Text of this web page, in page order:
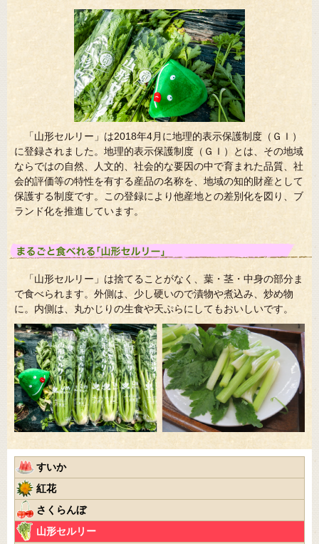
「山形セルリー」は2018年4月に地理的表示保護制度（ＧＩ）
に登録されました。地理的表示保護制度（ＧＩ）とは、その地域
ならではの自然、人文的、社会的な要因の中で育まれた品質、社
会的評価等の特性を有する産品の名称を、地域の知的財産として
保護する制度です。この登録により他産地との差別化を図り、ブ
ランド化を推進しています。
「山形セルリー」は捨てることがなく、葉・茎・中身の部分ま
で食べられます。外側は、少し硬いので漬物や煮込み、炒め物
に。内側は、丸かじりの生食や天ぷらにしてもおいしいです。
すいか
紅花
さくらんぼ
山形セルリー